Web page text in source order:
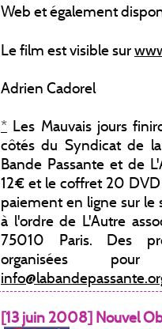
Web et également
Le film est visible sur
Adrien Cadorel
* Les Mauvais jours
côtés du Syndicat de
Bande Passante et de
12€ et le coffret 20
paiement en ligne sur le
à l'ordre de L'Autre
75010 Paris. Des
organisées
[13 juin 2008] Nouvel